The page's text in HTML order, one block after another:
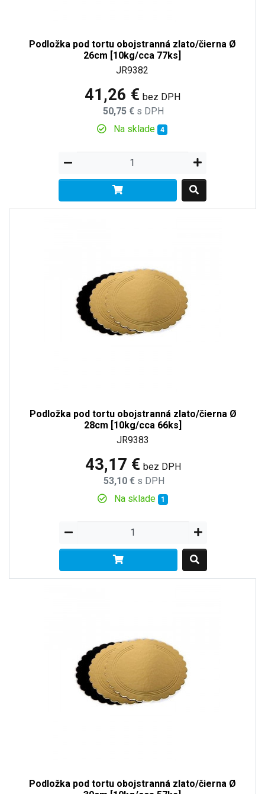
Podložka pod tortu obojstranná zlato/čierna Ø
26cm [10kg/cca 77ks]
JR9382
41,26 € bez DPH
50,75 € s DPH
Na sklade 4
Podložka pod tortu obojstranná zlato/čierna Ø
28cm [10kg/cca 66ks]
JR9383
43,17 € bez DPH
53,10 € s DPH
Na sklade 1
Podložka pod tortu obojstranná zlato/čierna Ø